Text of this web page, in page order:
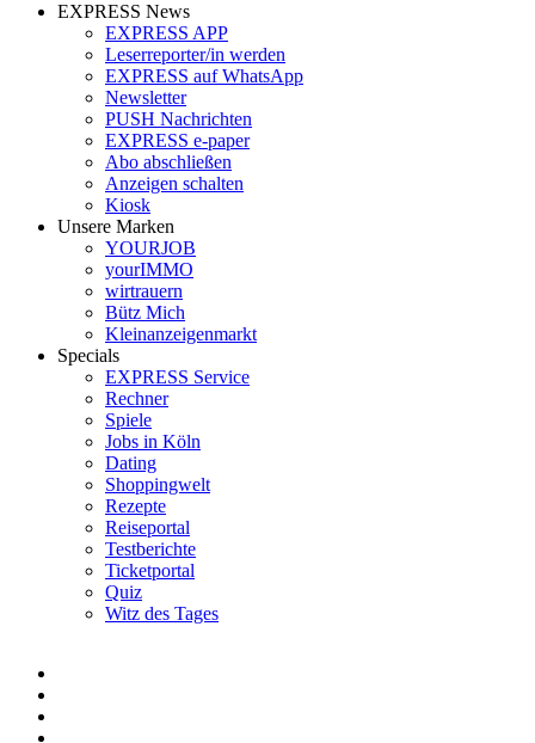
EXPRESS News
EXPRESS APP
Leserreporter/in werden
EXPRESS auf WhatsApp
Newsletter
PUSH Nachrichten
EXPRESS e-paper
Abo abschließen
Anzeigen schalten
Kiosk
Unsere Marken
YOURJOB
yourIMMO
wirtrauern
Bütz Mich
Kleinanzeigenmarkt
Specials
EXPRESS Service
Rechner
Spiele
Jobs in Köln
Dating
Shoppingwelt
Rezepte
Reiseportal
Testberichte
Ticketportal
Quiz
Witz des Tages